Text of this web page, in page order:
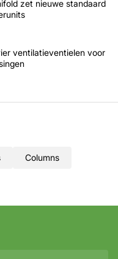
zet nieuwe standaard
ventilatieventielen voor
Columns